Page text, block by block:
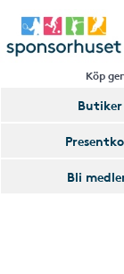
Köp
Butiker
Bli